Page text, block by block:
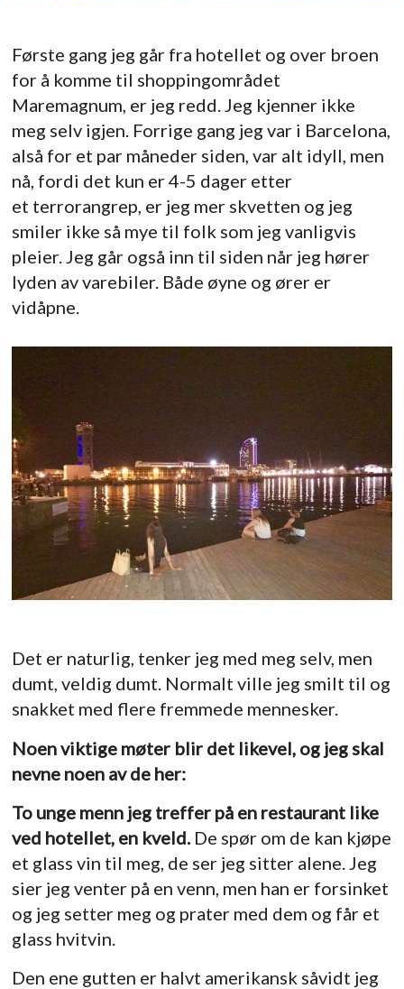
Første gang jeg går fra hotellet og over broen
for å komme til shoppingområdet
Maremagnum, er jeg redd. Jeg kjenner ikke
meg selv igjen. Forrige gang jeg var i Barcelona,
alså for et par måneder siden, var alt idyll, men
nå, fordi det kun er 4-5 dager etter
et terrorangrep, er jeg mer skvetten og jeg
smiler ikke så mye til folk som jeg vanligvis
pleier. Jeg går også inn til siden når jeg hører
lyden av varebiler. Både øyne og ører er
vidåpne.
Det er naturlig, tenker jeg med meg selv, men
dumt, veldig dumt. Normalt ville jeg smilt til og
snakket med flere fremmede mennesker.
Noen viktige møter blir det likevel, og jeg skal
nevne noen av de her:
To unge menn jeg treffer på en restaurant like
ved hotellet, en kveld.De spør om de kan kjøpe
et glass vin til meg, de ser jeg sitter alene. Jeg
sier jeg venter på en venn, men han er forsinket
og jeg setter meg og prater med dem og får et
glass hvitvin.
Den ene gutten er halvt amerikansk såvidt jeg